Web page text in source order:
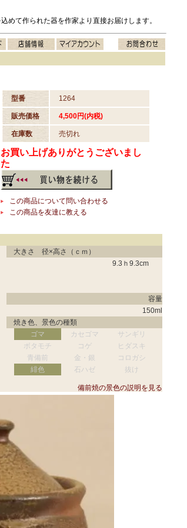
めて作られた器を作家より直接お届けします。
型番 1264
販売価格 4,500円(内税)
在庫数 売切れ
お買い上げありがとうございまし
た
この商品について問い合わせる
この商品を友達に教える
大きさ 径×高さ（ｃｍ）
9.3 ｈ 9.3cm
容量
150ml
焼き色、景色の種類
ゴマ
カセゴマ
サンギリ
ボタモチ
コゲ
ヒダスキ
青備前
金・銀
コロガシ
緋色
石ハゼ 抜け
備前焼の景色の説明を見る